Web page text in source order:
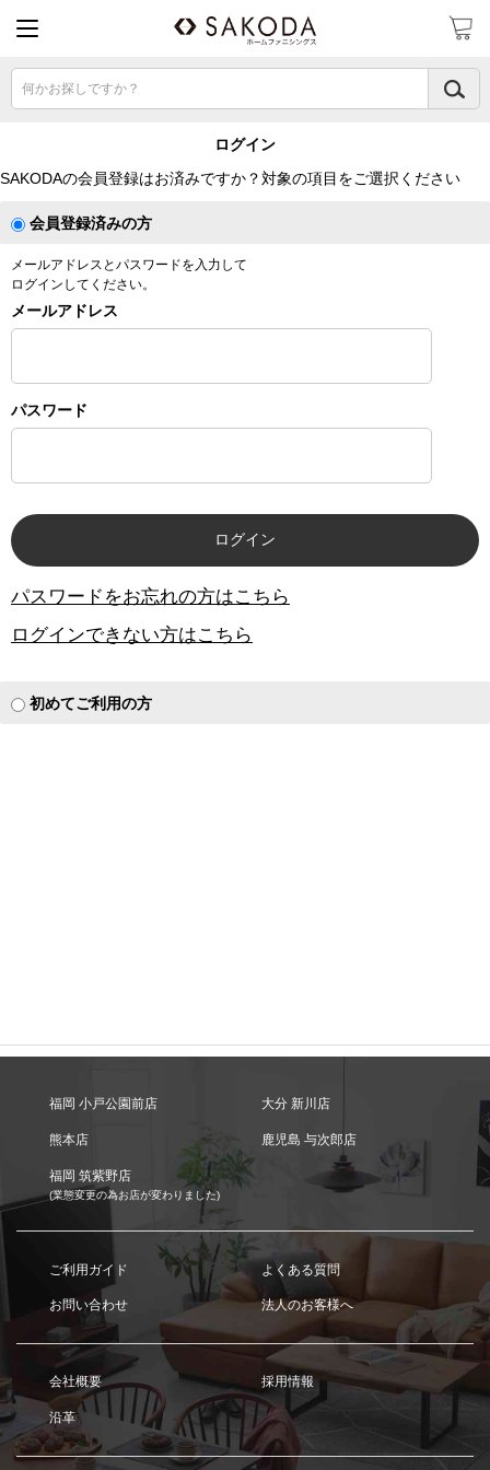
何かお探しですか？
ログイン
SAKODAの会員登録はお済みですか？対象の項目をご選択ください
会員登録済みの方
メールアドレスとパスワードを入力して
ログインしてください。
メールアドレス
パスワード
パスワードをお忘れの方はこちら
ログインできない方はこちら
初めてご利用の方
福岡 小戸公園前店 大分 新川店
熊本店 鹿児島 与次郎店
福岡 筑紫野店
(業態変更の為お店が変わりました)
ご利用ガイド よくある質問
お問い合わせ 法人のお客様へ
会社概要 採用情報
沿革